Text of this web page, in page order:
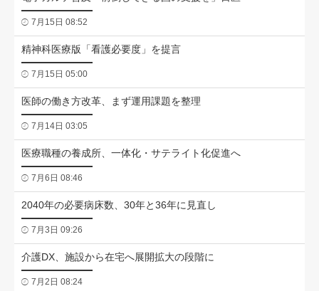
7月15日 08:52
精神科医療版「看護必要度」を提言
7月15日 05:00
医師の働き方改革、まず運用課題を整理
7月14日 03:05
医療職種の養成所、一体化・サテライト化促進へ
7月6日 08:46
2040年の必要病床数、30年と36年に見直し
7月3日 09:26
介護DX、施設から在宅へ展開拡大の段階に
7月2日 08:24